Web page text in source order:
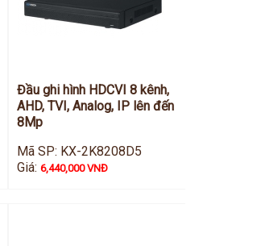
Đầu ghi hình HDCVI 8 kênh,
AHD, TVI, Analog, IP lên đến
8Mp
Mã SP: KX-2K8208D5
Giá:6,440,000 VNĐ